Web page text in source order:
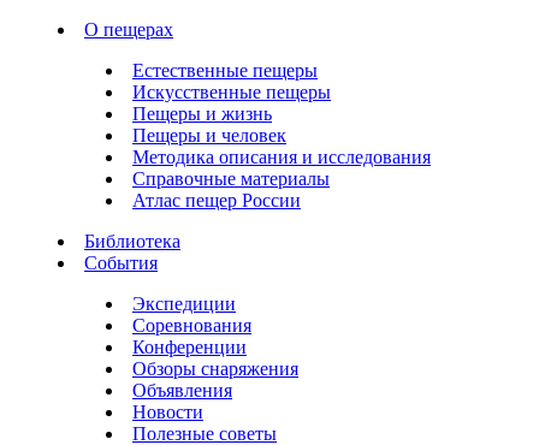
О пещерах
Естественные пещеры
Искусственные пещеры
Пещеры и жизнь
Пещеры и человек
Методика описания и исследования
Справочные материалы
Атлас пещер России
Библиотека
События
Экспедиции
Соревнования
Конференции
Обзоры снаряжения
Объявления
Новости
Полезные советы